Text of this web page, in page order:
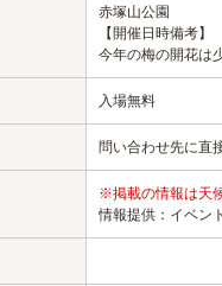
赤塚山公園
【開催日時備考】
今年の梅の開花は
入場無料
問い合わせ先に直
※掲載の情報は天
情報提供：イベン